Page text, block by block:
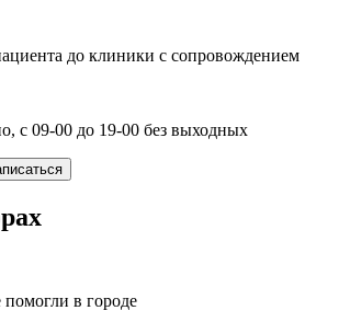
до клиники с сопровождением
с 09-00 до 19-00 без выходных
в городе